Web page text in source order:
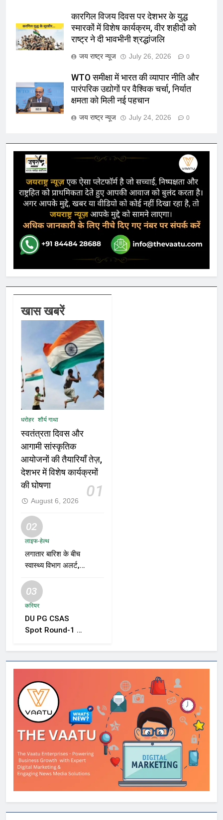
कारगिल विजय दिवस पर देशभर के युद्ध
स्मारकों में विशेष कार्यक्रम, वीर शहीदों को
राष्ट्र ने दी भावभीनी श्रद्धांजलि
जय राष्ट्र न्यूज July 26, 2026 0
WTO समीक्षा में भारत की व्यापार नीति और
पारंपरिक उद्योगों पर वैश्विक चर्चा, निर्यात
क्षमता को मिली नई पहचान
जय राष्ट्र न्यूज July 24, 2026 0
खास खबरें
धरोहर शौर्य गाथा
स्वतंत्रता दिवस और
आगामी सांस्कृतिक
आयोजनों की तैयारियाँ तेज़,
देशभर में विशेष कार्यक्रमों
की घोषणा
01
August 6, 2026
02
लाइफ-हेल्थ
लगातार बारिश के बीच
स्वास्थ्य विभाग अलर्ट,
वायरल बुखार की
रोकथाम के लिए राज्यों
निर्देश
03
करियर
DU PG CSAS
Spot Round-1 की
को आवेदन और सीट
स्वीकार करने के लिए